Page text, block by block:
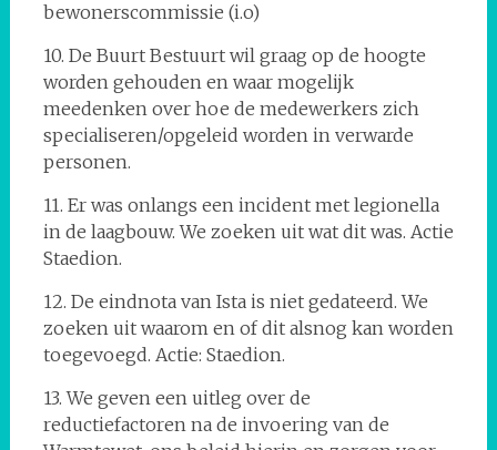
bewonerscommissie (i.o)
10. De Buurt Bestuurt wil graag op de hoogte
worden gehouden en waar mogelijk
meedenken over hoe de medewerkers zich
specialiseren/opgeleid worden in verwarde
personen.
11. Er was onlangs een incident met legionella
in de laagbouw. We zoeken uit wat dit was. Actie
Staedion.
12. De eindnota van Ista is niet gedateerd. We
zoeken uit waarom en of dit alsnog kan worden
toegevoegd. Actie: Staedion.
13. We geven een uitleg over de
reductiefactoren na de invoering van de